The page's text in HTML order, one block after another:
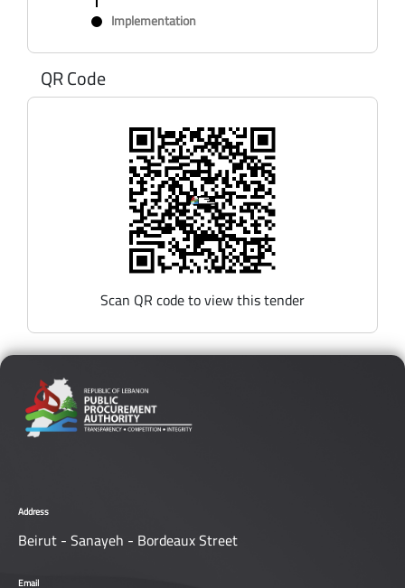
Implementation
QR Code
Scan QR code to view this tender
Address
Beirut - Sanayeh - Bordeaux Street
Email